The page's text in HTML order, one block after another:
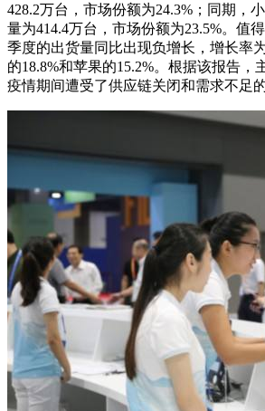
428.2万台，市场份额为24.3%；同期，
量为414.4万台，市场份额为23.5%。值
季度的出货量同比出现负增长，增长率
的18.8%和苹果的15.2%。根据该报告，
疫情期间遭受了供应链关闭和需求不足